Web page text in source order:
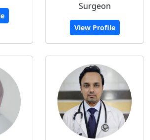
Surgeon
View Profile